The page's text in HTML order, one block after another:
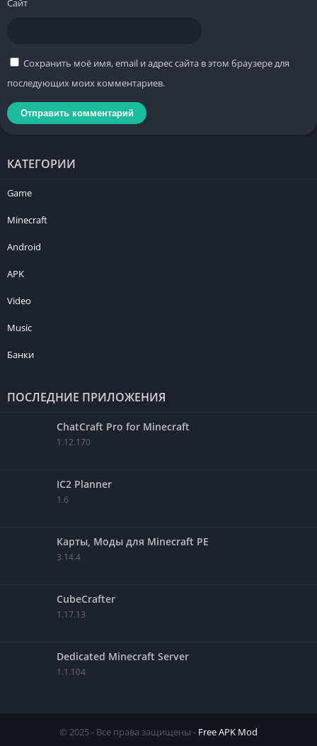
Сохранить моё имя, email и адрес сайта в этом браузере для
последующих моих комментариев.
КАТЕГОРИИ
Game
Minecraft
Android
APK
Video
Music
Банки
ПОСЛЕДНИЕ ПРИЛОЖЕНИЯ
ChatCraft Pro for Minecraft
1.12.170
IC2 Planner
1.6
Карты, Моды для Minecraft PE
3.14.4
CubeCrafter
1.17.13
Dedicated Minecraft Server
1.1.104
© 2025 - Все права защищены - Free APK Mod